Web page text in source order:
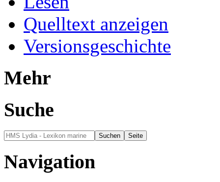
Quelltext anzeigen
Versionsgeschichte
Mehr
Suche
Navigation